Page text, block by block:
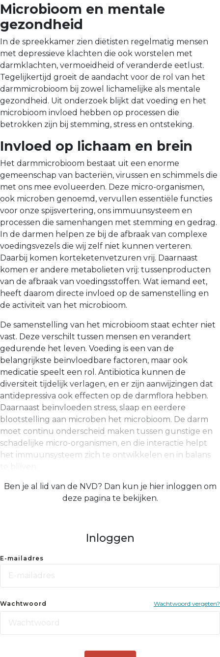
Microbioom en mentale
gezondheid
In de spreekkamer zien diëtisten regelmatig mensen
met depressieve klachten die ook worstelen met
darmklachten, vermoeidheid of veranderde eetlust.
Tegelijkertijd groeit de aandacht voor de rol van het
darmmicrobioom bij zowel lichamelijke als mentale
gezondheid. Uit onderzoek blijkt dat voeding en het
microbioom invloed hebben op processen die
betrokken zijn bij stemming, stress en ontsteking.
Invloed op lichaam en brein
Het darmmicrobioom bestaat uit een enorme
gemeenschap van bacteriën, virussen en schimmels die
met ons mee evolueerden. Deze micro-organismen,
ook microben ge­noemd, vervullen essentiële functies
voor onze spijsverte­ring, ons immuunsysteem en
processen die samenhangen met stemming en gedrag.
In de darmen helpen ze bij de afbraak van complexe
voedingsvezels die wij zelf niet kunnen verteren.
Daarbij komen korteketenvetzuren vrij. Daarnaast
komen er andere metabolieten vrij: tussenproducten
van de afbraak van voedingsstoffen. Wat iemand eet,
heeft daarom directe invloed op de samenstelling en
de activiteit van het microbioom.
De samenstelling van het microbioom staat echter niet
vast. Deze verschilt tussen mensen en verandert
gedurende het leven. Voeding is een van de
belangrijkste beïnvloedbare factoren, maar ook
medicatie speelt een rol. Antibiotica kunnen de
diversiteit tijdelijk verlagen, en er zijn aanwijzin­gen dat
antidepressiva ook effecten op de darmflora heb­ben.
Daarnaast beïnvloeden stress, slaap en eerdere
blootstelling aan microben het microbioom. De darm
moet continu onderscheid maken tussen gunstige en
schadelijke micro-organismen, en die interactie helpt
het immuunsys­teem zich te ontwikkelen en in balans
Ben je al lid van de NVD? Dan kun je hier inloggen om
deze pagina te bekijken.
Inloggen
E-mailadres
Wachtwoord Wachtwoord vergeten?